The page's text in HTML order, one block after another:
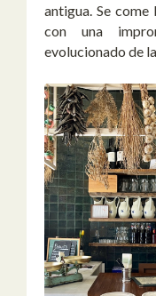
antigua. Se
con una
evolucionado de